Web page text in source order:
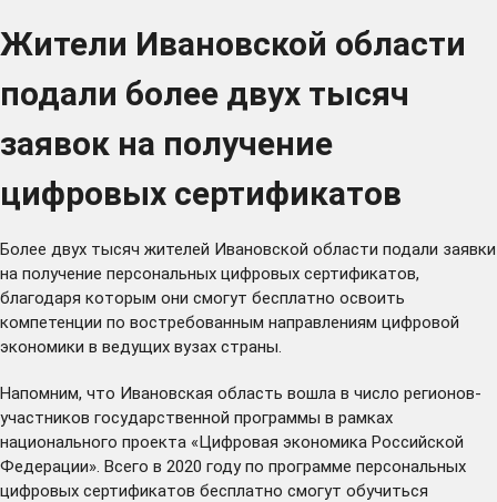
Жители Ивановской области
подали более двух тысяч
заявок на получение
цифровых сертификатов
Более двух тысяч жителей Ивановской области подали заявки
на получение персональных цифровых сертификатов,
благодаря которым они смогут бесплатно освоить
компетенции по востребованным направлениям цифровой
экономики в ведущих вузах страны.
Напомним, что Ивановская область вошла в число регионов-
участников государственной программы в рамках
национального проекта «Цифровая экономика Российской
Федерации». Всего в 2020 году по программе персональных
цифровых сертификатов бесплатно смогут обучиться